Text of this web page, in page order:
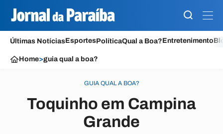
Últimas NotíciasEsportesPolíticaQual a Boa?Entretenimento
Home>guia qual a boa?
GUIA QUAL A BOA?
Toquinho em Campina
Grande